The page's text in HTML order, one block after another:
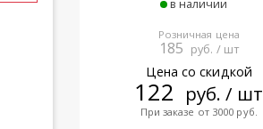
в наличии
Розничная цена
185 руб. / шт
Цена со скидкой
122 руб. / шт
При заказе от 3000 руб.